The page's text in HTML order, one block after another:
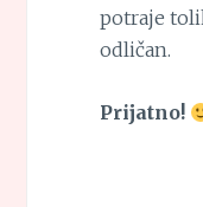
potraje
odličan.
Prijatno!